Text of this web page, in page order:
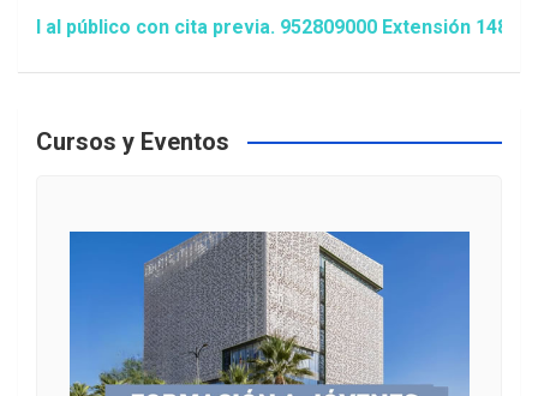
con cita previa. 952809000 Extensión 1481/1486
Cursos y Eventos